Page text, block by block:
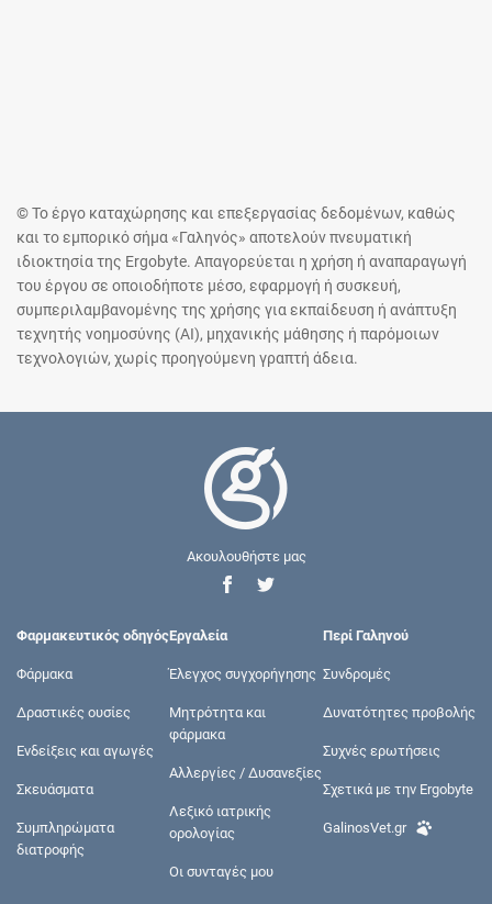
© Το έργο καταχώρησης και επεξεργασίας δεδομένων, καθώς
και το εμπορικό σήμα «Γαληνός» αποτελούν πνευματική
ιδιοκτησία της Ergobyte. Απαγορεύεται η χρήση ή αναπαραγωγή
του έργου σε οποιοδήποτε μέσο, εφαρμογή ή συσκευή,
συμπεριλαμβανομένης της χρήσης για εκπαίδευση ή ανάπτυξη
τεχνητής νοημοσύνης (AI), μηχανικής μάθησης ή παρόμοιων
τεχνολογιών, χωρίς προηγούμενη γραπτή άδεια.
Ακουλουθήστε μας
Φαρμακευτικός οδηγός
Φάρμακα
Δραστικές ουσίες
Ενδείξεις και αγωγές
Σκευάσματα
Συμπληρώματα
διατροφής
Εργαλεία
Έλεγχος συγχορήγησης
Μητρότητα και
φάρμακα
Αλλεργίες / Δυσανεξίες
Λεξικό ιατρικής
ορολογίας
Οι συνταγές μου
Περί Γαληνού
Συνδρομές
Δυνατότητες προβολής
Συχνές ερωτήσεις
Σχετικά με την Ergobyte
GalinosVet.gr